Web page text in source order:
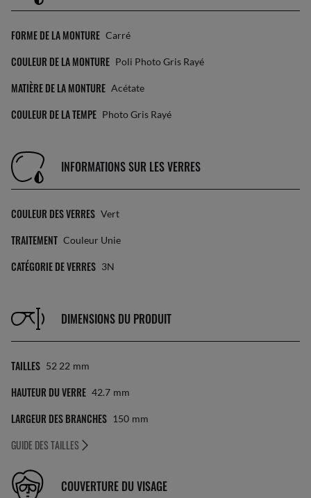
FORME DE LA MONTURE Carré
COULEUR DE LA MONTURE Poli Photo Gris Rayé
MATIÈRE DE LA MONTURE Acétate
COULEUR DE LA TEMPE Photo Gris Rayé
INFORMATIONS SUR LES VERRES
COULEUR DES VERRES Vert
TRAITEMENT Couleur Unie
CATÉGORIE DE VERRES 3N
DIMENSIONS DU PRODUIT
TAILLES 52 22 Mm
HAUTEUR DU VERRE 42.7 Mm
LARGEUR DES BRANCHES 150 Mm
GUIDE DES TAILLES
COUVERTURE DU VISAGE